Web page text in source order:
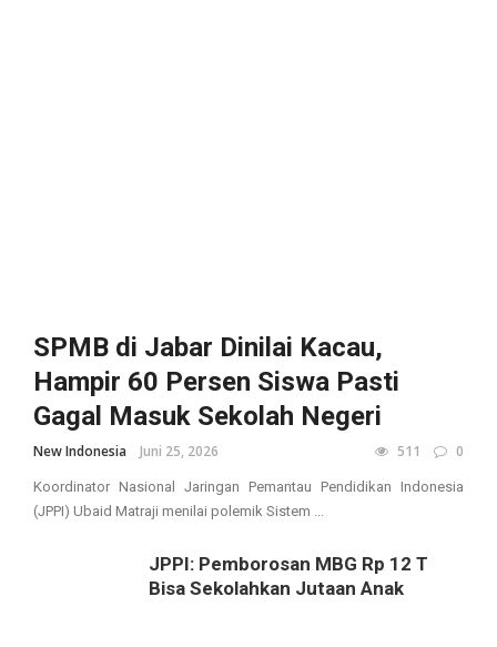
SPMB di Jabar Dinilai Kacau,
Hampir 60 Persen Siswa Pasti
Gagal Masuk Sekolah Negeri
New Indonesia Juni 25, 2026 511 0
Koordinator Nasional Jaringan Pemantau Pendidikan Indonesia
(JPPI) Ubaid Matraji menilai polemik Sistem ...
JPPI: Pemborosan MBG Rp 12 T
Bisa Sekolahkan Jutaan Anak